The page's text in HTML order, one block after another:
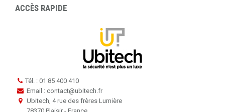
ACCÈS RAPIDE
Tél. : 01 85 400 410
Email : contact@ubitech.fr
Ubitech, 4 rue des frères Lumière